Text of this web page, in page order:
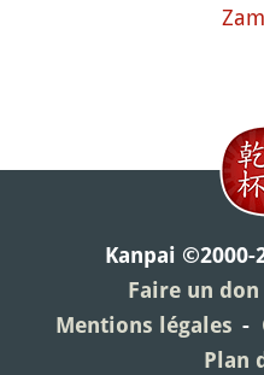
Kanpai ©2000-
Faire un don
Mentions légales
Plan